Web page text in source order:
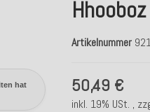
hat
Artikelnummer
50,49 €
inkl. 19% USt. ,